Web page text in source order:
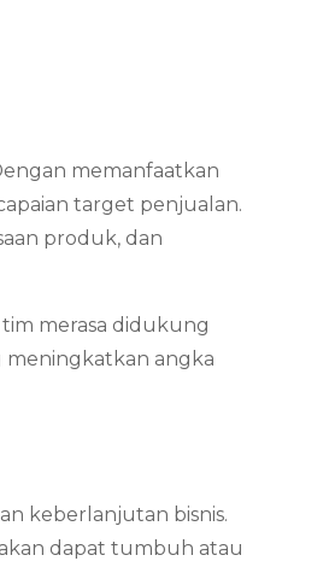
memanfaatkan
target penjualan.
produk, dan
merasa didukung
meningkatkan angka
keberlanjutan bisnis.
dapat tumbuh atau